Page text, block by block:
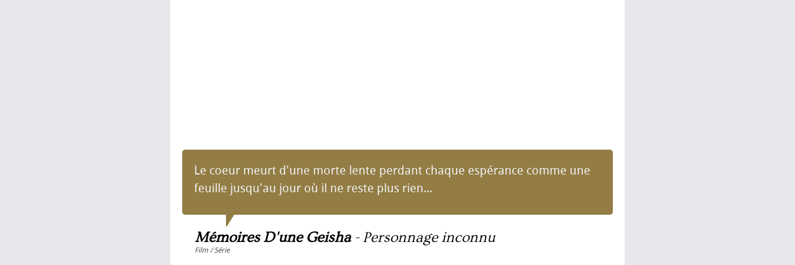
Le coeur meurt d'une morte lente perdant chaque espérance comme une
feuille jusqu'au jour où il ne reste plus rien...
Mémoires D'une Geisha- Personnage inconnu
Film / Série